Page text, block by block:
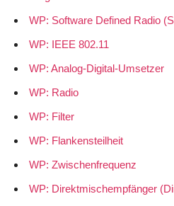
WP: Software Defined Radio
WP: IEEE 802.11
WP: Analog-Digital-Umsetzer
WP: Radio
WP: Filter
WP: Flankensteilheit
WP: Zwischenfrequenz
WP: Direktmischempfänger